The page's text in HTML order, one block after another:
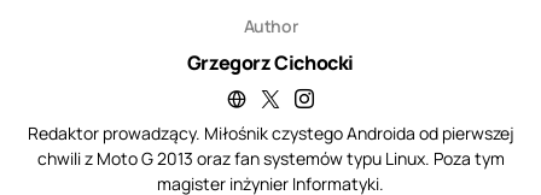
Author
Grzegorz Cichocki
Redaktor prowadzący. Miłośnik czystego Androida od pierwszej
chwili z Moto G 2013 oraz fan systemów typu Linux. Poza tym
magister inżynier Informatyki.